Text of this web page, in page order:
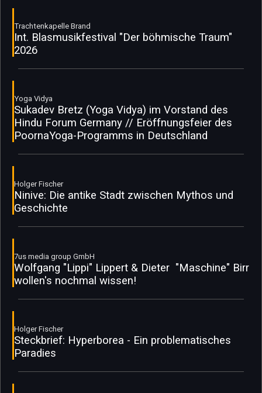
Trachtenkapelle Brand
Int. Blasmusikfestival "Der böhmische Traum"
2026
Yoga Vidya
Sukadev Bretz (Yoga Vidya) im Vorstand des
Hindu Forum Germany // Eröffnungsfeier des
PoornaYoga-Programms in Deutschland
Holger Fischer
Ninive: Die antike Stadt zwischen Mythos und
Geschichte
7us media group GmbH
Wolfgang "Lippi" Lippert & Dieter "Maschine" Birr
wollen's nochmal wissen!
Holger Fischer
Steckbrief: Hyperborea - Ein problematisches
Paradies